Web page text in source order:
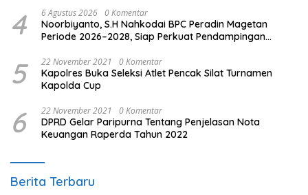
4 6 Agustus 2026 0 Komentar
Noorbiyanto, S.H Nahkodai BPC Peradin Magetan
Periode 2026–2028, Siap Perkuat Pendampingan
5 22 November 2021 0 Komentar
Kapolres Buka Seleksi Atlet Pencak Silat Turnamen
Kapolda Cup
6 22 November 2021 0 Komentar
DPRD Gelar Paripurna Tentang Penjelasan Nota
Keuangan Raperda Tahun 2022
Berita Terbaru